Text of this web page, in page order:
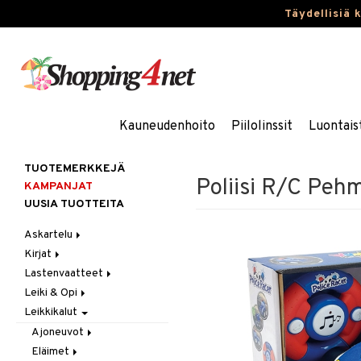
Täydellisiä
Kauneudenhoito Piilolinssit
Poliisi R/C
TUOTEMERKKEJÄ
KAMPANJAT
UUSIA TUOTTEITA
Askartelu
Askartelumateriaalit
Askartelusetti
Helmet
Koulutarvikkeet
Muovailuvaha
Piirrä ja maalaa
Kirjat
Askartelukirjat
Maalauskirjat
Päiväkirjat
Lastenvaatteet
Alaosat
Leggingsit
Alusvaatteet & Sukat
Kengät
Mekot
Leiki & Opi
Opetuslelut
Oppimispelit
Soittimet
Leikkikalut
Ajoneuvot
Autoradat
Eläimet